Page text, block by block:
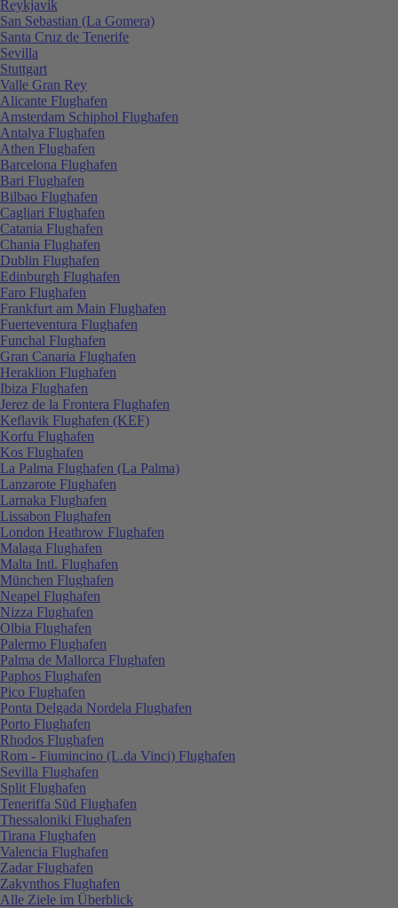
Reykjavik
San Sebastian (La Gomera)
Santa Cruz de Tenerife
Sevilla
Stuttgart
Valle Gran Rey
Alicante Flughafen
Amsterdam Schiphol Flughafen
Antalya Flughafen
Athen Flughafen
Barcelona Flughafen
Bari Flughafen
Bilbao Flughafen
Cagliari Flughafen
Catania Flughafen
Chania Flughafen
Dublin Flughafen
Edinburgh Flughafen
Faro Flughafen
Frankfurt am Main Flughafen
Fuerteventura Flughafen
Funchal Flughafen
Gran Canaria Flughafen
Heraklion Flughafen
Ibiza Flughafen
Jerez de la Frontera Flughafen
Keflavik Flughafen (KEF)
Korfu Flughafen
Kos Flughafen
La Palma Flughafen (La Palma)
Lanzarote Flughafen
Larnaka Flughafen
Lissabon Flughafen
London Heathrow Flughafen
Malaga Flughafen
Malta Intl. Flughafen
München Flughafen
Neapel Flughafen
Nizza Flughafen
Olbia Flughafen
Palermo Flughafen
Palma de Mallorca Flughafen
Paphos Flughafen
Pico Flughafen
Ponta Delgada Nordela Flughafen
Porto Flughafen
Rhodos Flughafen
Rom - Fiumincino (L.da Vinci) Flughafen
Sevilla Flughafen
Split Flughafen
Teneriffa Süd Flughafen
Thessaloniki Flughafen
Tirana Flughafen
Valencia Flughafen
Zadar Flughafen
Zakynthos Flughafen
Alle Ziele im Überblick